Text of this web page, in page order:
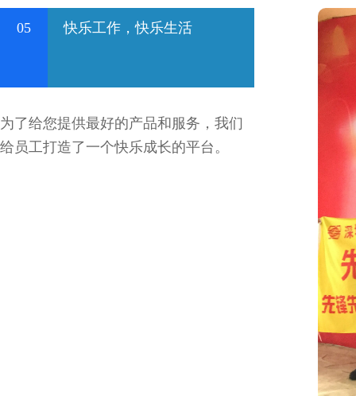
05 快乐工作，快乐生活
为了给您提供最好的产品和服务，我们
给员工打造了一个快乐成长的平台。